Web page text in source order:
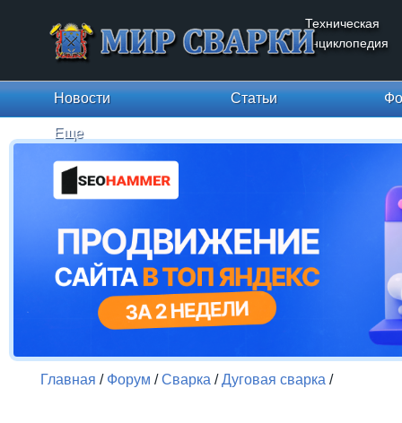
Техническая
энциклопедия
Новости Статьи
Еще
Главная / Форум /Сварка /Дуговая сварка /